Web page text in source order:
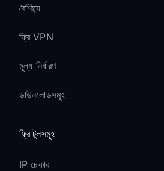
বৈশিষ্ট্য
ফ্রি VPN
মূল্য নির্ধারণ
ডাউনলোডসমূহ
ফ্রি টুলসমূহ
IP চেকার